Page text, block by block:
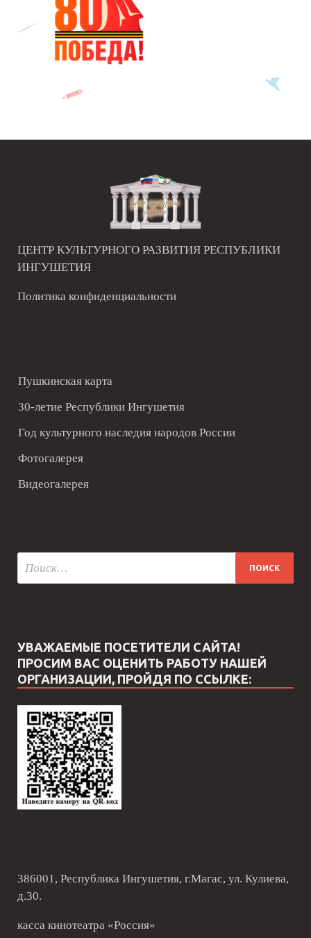
ЦЕНТР КУЛЬТУРНОГО РАЗВИТИЯ РЕСПУБЛИКИ
ИНГУШЕТИЯ
Политика конфиденциальности
Пушкинская карта
30-летие Республики Ингушетия
Год культурного наследия народов России
Фотогалерея
Видеогалерея
УВАЖАЕМЫЕ ПОСЕТИТЕЛИ САЙТА!
ПРОСИМ ВАС ОЦЕНИТЬ РАБОТУ НАШЕЙ
ОРГАНИЗАЦИИ, ПРОЙДЯ ПО ССЫЛКЕ:
386001, Республика Ингушетия, г.Магас, ул. Кулиева,
д.30.
касса кинотеатра «Россия»